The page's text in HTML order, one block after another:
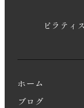
ピラティ
ホーム
ブログ